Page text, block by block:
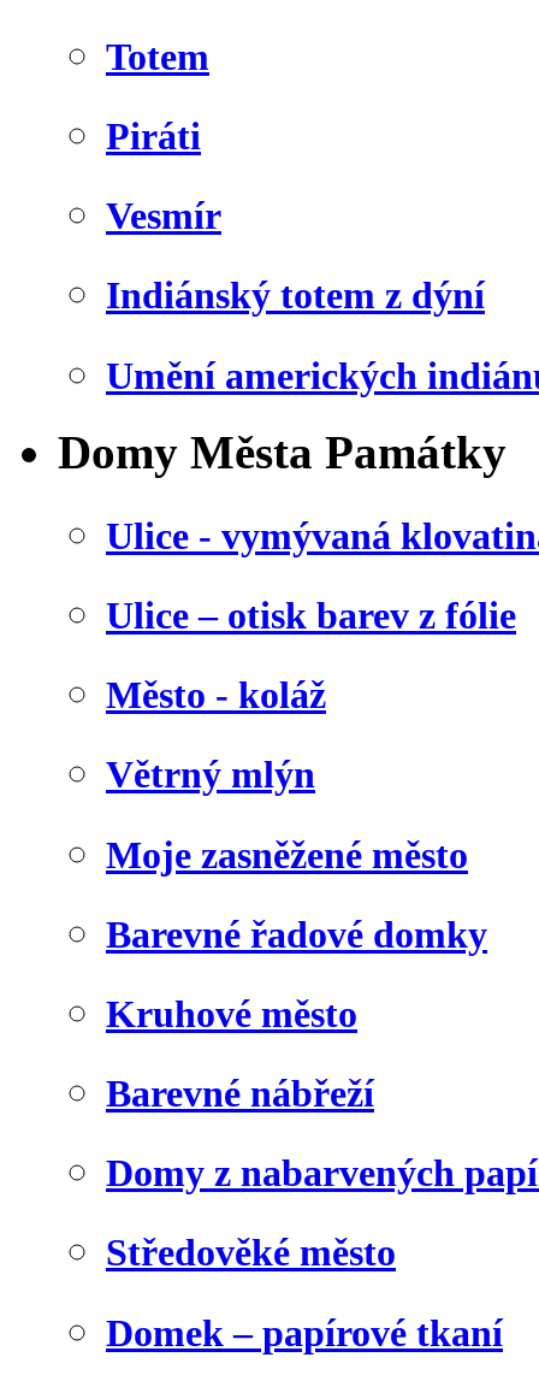
Totem
Piráti
Vesmír
Indiánský totem z dýní
Umění amerických
Domy Města Památky
Ulice - vymývaná
Ulice – otisk barev z fólie
Město - koláž
Větrný mlýn
Moje zasněžené město
Barevné řadové domky
Kruhové město
Barevné nábřeží
Domy z nabarvených
Středověké město
Domek – papírové tkaní